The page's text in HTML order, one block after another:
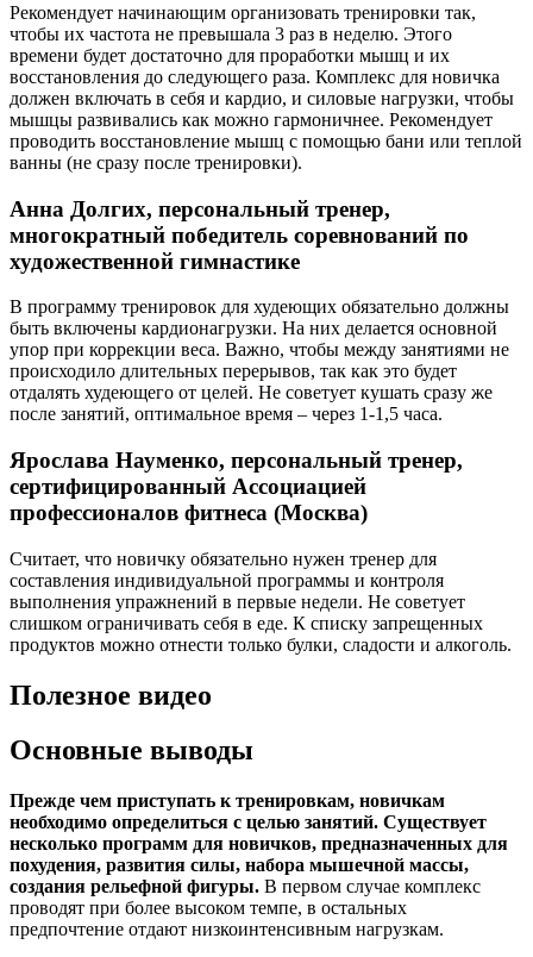
Рекомендует начинающим организовать тренировки так,
чтобы их частота не превышала 3 раз в неделю. Этого
времени будет достаточно для проработки мышц и их
восстановления до следующего раза. Комплекс для новичка
должен включать в себя и кардио, и силовые нагрузки, чтобы
мышцы развивались как можно гармоничнее. Рекомендует
проводить восстановление мышц с помощью бани или теплой
ванны (не сразу после тренировки).
Анна Долгих, персональный тренер,
многократный победитель соревнований по
художественной гимнастике
В программу тренировок для худеющих обязательно должны
быть включены кардионагрузки. На них делается основной
упор при коррекции веса. Важно, чтобы между занятиями не
происходило длительных перерывов, так как это будет
отдалять худеющего от целей. Не советует кушать сразу же
после занятий, оптимальное время – через 1-1,5 часа.
Ярослава Науменко, персональный тренер,
сертифицированный Ассоциацией
профессионалов фитнеса (Москва)
Считает, что новичку обязательно нужен тренер для
составления индивидуальной программы и контроля
выполнения упражнений в первые недели. Не советует
слишком ограничивать себя в еде. К списку запрещенных
продуктов можно отнести только булки, сладости и алкоголь.
Полезное видео
Основные выводы
Прежде чем приступать к тренировкам, новичкам
необходимо определиться с целью занятий. Существует
несколько программ для новичков, предназначенных для
похудения, развития силы, набора мышечной массы,
создания рельефной фигуры. В первом случае комплекс
проводят при более высоком темпе, в остальных
предпочтение отдают низкоинтенсивным нагрузкам.